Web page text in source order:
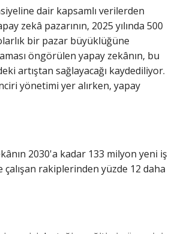
dair kapsamlı verilerden
zekâ pazarının, 2025 yılında 500
bir pazar büyüklüğüne
öngörülen yapay zekânın, bu
artıştan sağlayacağı kaydediliyor.
yönetimi yer alırken, yapay
2030'a kadar 133 milyon yeni iş
rakiplerinden yüzde 12 daha